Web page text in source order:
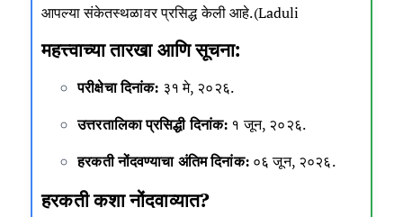
आपल्या संकेतस्थळावर प्रसिद्ध केली आहे.(Laduli
महत्त्वाच्या तारखा आणि सूचना:
परीक्षेचा दिनांक: ३१ मे, २०२६.
उत्तरतालिका प्रसिद्धी दिनांक: १ जून, २०२६.
हरकती नोंदवण्याचा अंतिम दिनांक:०६ जून, २०२६.
हरकती कशा नोंदवाव्यात?